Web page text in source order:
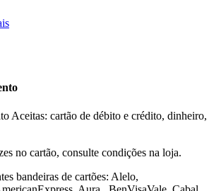
Aceitas: cartão de débito e crédito, dinheiro,
no cartão, consulte condições na loja.
bandeiras de cartões: Alelo,